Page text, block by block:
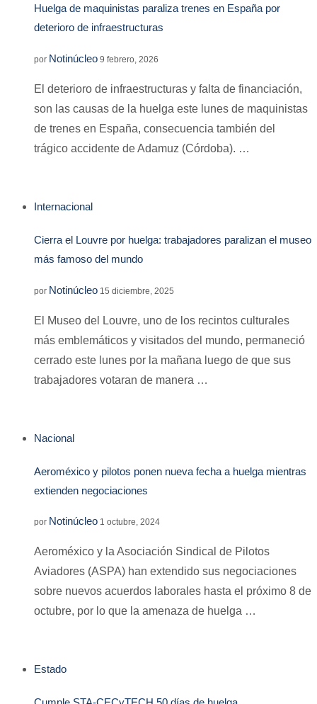
Huelga de maquinistas paraliza trenes en España por
deterioro de infraestructuras
por Notinúcleo 9 febrero, 2026
El deterioro de infraestructuras y falta de financiación,
son las causas de la huelga este lunes de maquinistas
de trenes en España, consecuencia también del
trágico accidente de Adamuz (Córdoba). …
Internacional
Cierra el Louvre por huelga: trabajadores paralizan el museo
más famoso del mundo
por Notinúcleo 15 diciembre, 2025
El Museo del Louvre, uno de los recintos culturales
más emblemáticos y visitados del mundo, permaneció
cerrado este lunes por la mañana luego de que sus
trabajadores votaran de manera …
Nacional
Aeroméxico y pilotos ponen nueva fecha a huelga mientras
extienden negociaciones
por Notinúcleo 1 octubre, 2024
Aeroméxico y la Asociación Sindical de Pilotos
Aviadores (ASPA) han extendido sus negociaciones
sobre nuevos acuerdos laborales hasta el próximo 8 de
octubre, por lo que la amenaza de huelga …
Estado